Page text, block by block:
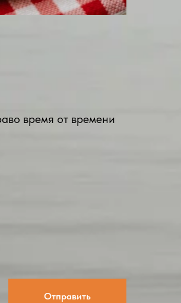
время от времени
Отправить